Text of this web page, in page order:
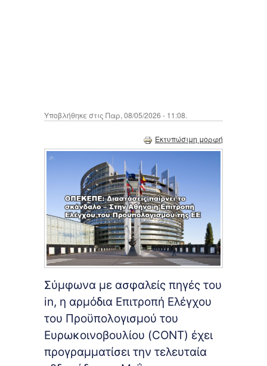
Υποβλήθηκε στις Παρ, 08/05/2026 - 11:08.
Εκτυπώσιμη μορφή
Σύμφωνα με ασφαλείς πηγές του
in, η αρμόδια Επιτροπή Ελέγχου
του Προϋπολογισμού του
Ευρωκοινοβουλίου (CONT) έχει
προγραμματίσει την τελευταία